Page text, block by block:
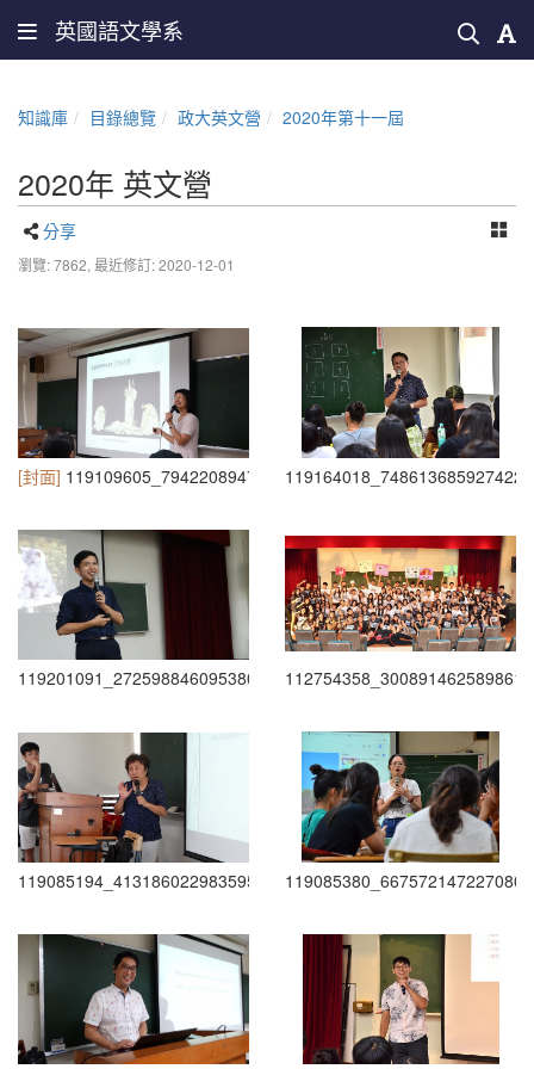
英國語文學系
知識庫 目錄總覽 政大英文營 2020年第十一屆
2020年 英文營
分享
瀏覽: 7862, 最近修訂: 2020-12-01
[封面] 119109605_794220894719655_5432459298261770506_n
119201091_2725988460953809_586856065588321829_n
119085194_413186022983595_1263330714835579465_n